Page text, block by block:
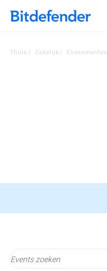
Thuis Zakelijk Evenementen
Registreren